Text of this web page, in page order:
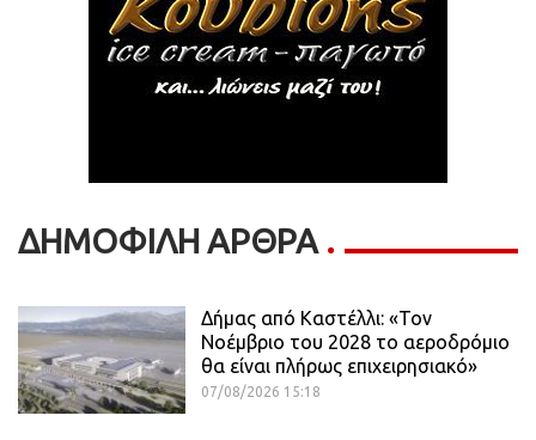
ΔΗΜΟΦΙΛΗ ΑΡΘΡΑ
Δήμας από Καστέλλι: «Τον
Νοέμβριο του 2028 το αεροδρόμιο
θα είναι πλήρως επιχειρησιακό»
07/08/2026 15:18